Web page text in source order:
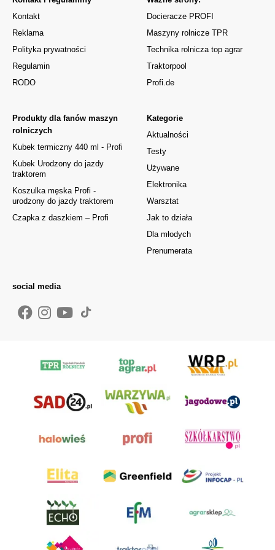
Kontakt
Reklama
Polityka prywatności
Regulamin
RODO
Kategorie
Aktualności
Testy
Używane
Elektronika
Warsztat
Jak to działa
Dla młodych
Prenumerata
Produkty dla fanów maszyn
rolniczych
Kubek termiczny 440 ml - Profi
Kubek Urodzony do jazdy
traktorem
Koszulka męska Profi -
urodzony do jazdy traktorem
Czapka z daszkiem – Profi
Docieracze PROFI
Maszyny rolnicze TPR
Technika rolnicza top agrar
Traktorpool
Profi.de
social media